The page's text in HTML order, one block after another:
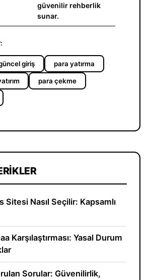
güvenilir rehberlik
sunar.
giriş para yatırma
para çekme
Sitesi Nasıl Seçilir: Kapsamlı
Karşılaştırması: Yasal Durum
Sorular: Güvenilirlik,